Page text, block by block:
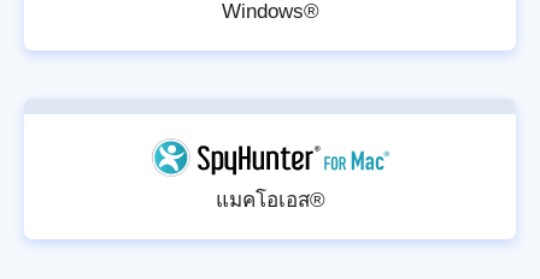
Windows®
แมคโอเอส®